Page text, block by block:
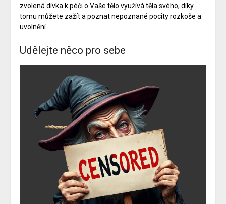
zvolená dívka k péči o Vaše tělo využívá těla svého, díky
tomu můžete zažít a poznat nepoznané pocity rozkoše a
uvolnění.
Udělejte něco pro sebe